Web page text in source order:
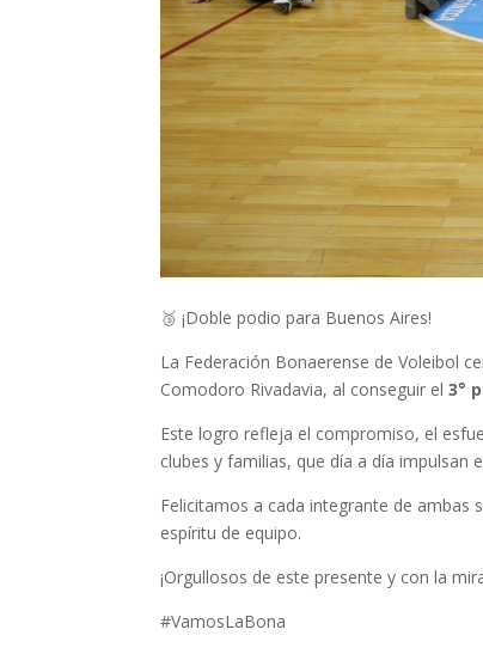
🥉 ¡Doble podio para Buenos Aires!
La Federación Bonaerense de Voleibol
Comodoro Rivadavia, al conseguir el3°
Este logro refleja el compromiso, el
clubes y familias, que día a día impulsan
Felicitamos a cada integrante de ambas
espíritu de equipo.
¡Orgullosos de este presente y con la
#VamosLaBona